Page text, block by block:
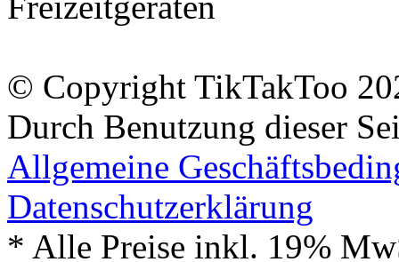
© Copyright TikTakToo
Durch Benutzung dieser
Allgemeine
Datenschutzerklärung
* Alle Preise inkl. 19%